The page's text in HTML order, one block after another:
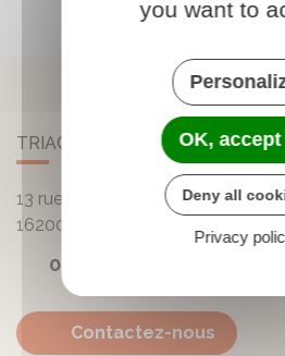
TRIAC-LAUTRAIT
13 rue de la Mairie - Lautrait
16200
05 45 81 05 41
Contactez-nous
you want to
OK,
Deny all
Privacy